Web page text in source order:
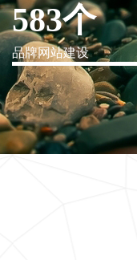
IT
信息爆炸时代，信
583个
品牌网站建设